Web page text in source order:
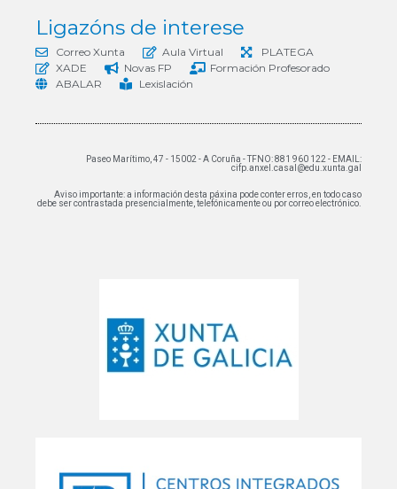
Ligazóns de interese
Correo Xunta Aula Virtual
PLATEGA
XADE
Novas FP
Formación Profesorado
ABALAR
Lexislación
Paseo Marítimo, 47 - 15002 - A Coruña - TFNO: 881 960 122 - EMAIL:
cifp.anxel.casal@edu.xunta.gal
Aviso importante: a información desta páxina pode conter erros, en todo caso
debe ser contrastada presencialmente, telefónicamente ou por correo electrónico.